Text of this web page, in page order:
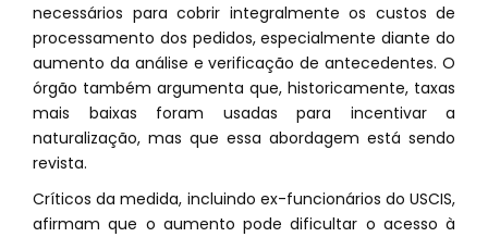
necessários para cobrir integralmente os custos de
processamento dos pedidos, especialmente diante do
aumento da análise e verificação de antecedentes. O
órgão também argumenta que, historicamente, taxas
mais baixas foram usadas para incentivar a
naturalização, mas que essa abordagem está sendo
revista.
Críticos da medida, incluindo ex-funcionários do USCIS,
afirmam que o aumento pode dificultar o acesso à